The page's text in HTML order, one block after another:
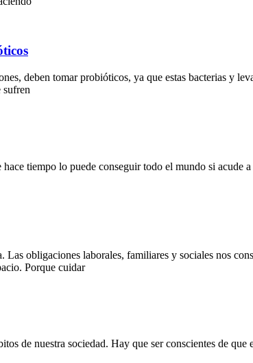
deben tomar probióticos, ya que estas bacterias y
sufren
tiempo lo puede conseguir todo el mundo si acude
obligaciones laborales, familiares y sociales nos
Porque cuidar
de nuestra sociedad. Hay que ser conscientes de